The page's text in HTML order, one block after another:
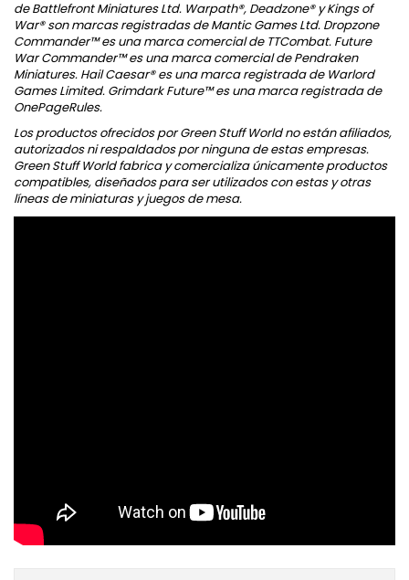
de Battlefront Miniatures Ltd. Warpath®, Deadzone® y Kings of
War® son marcas registradas de Mantic Games Ltd. Dropzone
Commander™ es una marca comercial de TTCombat. Future
War Commander™ es una marca comercial de Pendraken
Miniatures. Hail Caesar® es una marca registrada de Warlord
Games Limited. Grimdark Future™ es una marca registrada de
OnePageRules.
Los productos ofrecidos por Green Stuff World no están afiliados,
autorizados ni respaldados por ninguna de estas empresas.
Green Stuff World fabrica y comercializa únicamente productos
compatibles, diseñados para ser utilizados con estas y otras
líneas de miniaturas y juegos de mesa.